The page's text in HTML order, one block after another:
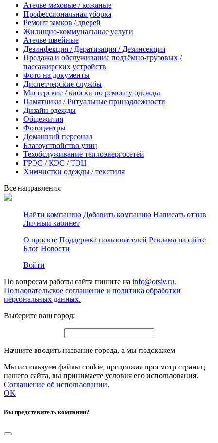
Ателье меховые / кожаные
Профессиональная уборка
Ремонт замков / дверей
Жилищно-коммунальные услуги
Ателье швейные
Дезинфекция / Дератизация / Дезинсекция
Продажа и обслуживание подъёмно-грузовых /
пассажирских устройств
Фото на документы
Диспетчерские службы
Мастерские / киоски по ремонту одежды
Памятники / Ритуальные принадлежности
Дизайн одежды
Общежития
Фотоцентры
Домашний персонал
Благоустройство улиц
Техобслуживание теплоэнергосетей
ГРЭС / КЭС / ТЭЦ
Химчистки одежды / текстиля
Все направления
Найти компанию Добавить компанию Написать отзыв
Личный кабинет
О проекте Поддержка пользователей Реклама на сайте
Блог Новости
Войти
По вопросам работы сайта пишите на info@otsiv.ru.
Пользовательское соглашение и политика обработки
персональных данных.
Выберите ваш город:
Начните вводить название города, а мы подскажем
Мы используем файлы cookie, продолжая просмотр страниц
нашего сайта, вы принимаете условия его использования.
Соглашение об использовании.
OK
Вы представитель компании?